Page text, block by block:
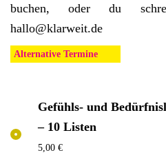
buchen, oder du
hallo@klarweit.de
Alternative Termine
Gefühls- und
– 10 Listen
5,00 €